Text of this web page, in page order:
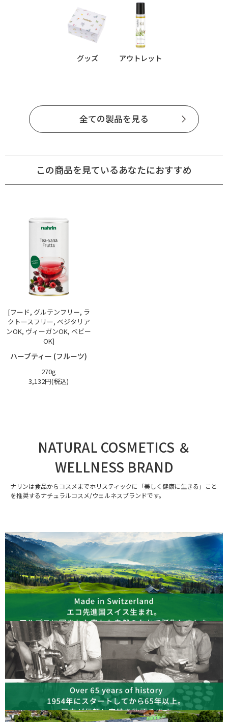
グッズ アウトレット
全ての製品を見る
この商品を見ているあなたにおすすめ
[フード, グルテンフリー, ラ
クトースフリー, ベジタリア
ンOK, ヴィーガンOK, ベビー
OK]
ハーブティー (フルーツ)
270g
3,132円(税込)
NATURAL COSMETICS ＆
WELLNESS BRAND
ナリンは食品からコスメまでホリスティックに「美しく健康に生きる」こと
を推奨するナチュラルコスメ/ウェルネスブランドです。